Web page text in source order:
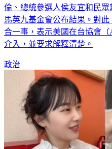
倫、總統參選人侯友宜和民
馬英九基金會公布結果。對
合一事，表示美國在台協會
介入，並要求解釋清楚。
政治